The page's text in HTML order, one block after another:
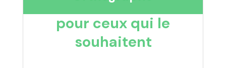
pour ceux qui le
souhaitent